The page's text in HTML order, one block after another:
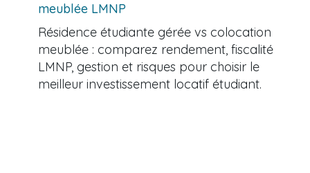
meublée LMNP
Résidence étudiante gérée vs colocation
meublée : comparez rendement, fiscalité
LMNP, gestion et risques pour choisir le
meilleur investissement locatif étudiant.